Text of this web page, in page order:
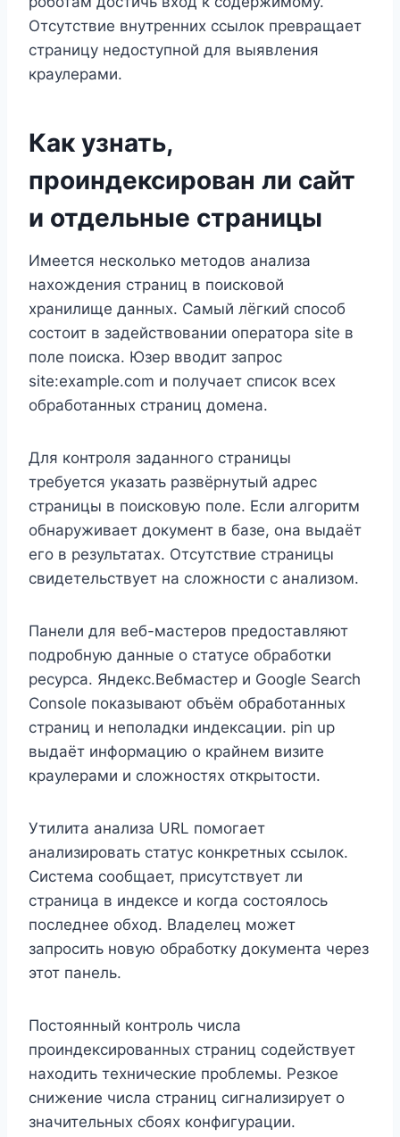
Отсутствие внутренних ссылок превращает
страницу недоступной для выявления
краулерами.
Как узнать,
проиндексирован ли сайт
и отдельные страницы
Имеется несколько методов анализа
нахождения страниц в поисковой
хранилище данных. Самый лёгкий способ
состоит в задействовании оператора site в
поле поиска. Юзер вводит запрос
site:example.com и получает список всех
обработанных страниц домена.
Для контроля заданного страницы
требуется указать развёрнутый адрес
страницы в поисковую поле. Если алгоритм
обнаруживает документ в базе, она выдаёт
его в результатах. Отсутствие страницы
свидетельствует на сложности с анализом.
Панели для веб-мастеров предоставляют
подробную данные о статусе обработки
ресурса. Яндекс.Вебмастер и Google Search
Console показывают объём обработанных
страниц и неполадки индексации. pin up
выдаёт информацию о крайнем визите
краулерами и сложностях открытости.
Утилита анализа URL помогает
анализировать статус конкретных ссылок.
Система сообщает, присутствует ли
страница в индексе и когда состоялось
последнее обход. Владелец может
запросить новую обработку документа через
этот панель.
Постоянный контроль числа
проиндексированных страниц содействует
находить технические проблемы. Резкое
снижение числа страниц сигнализирует о
значительных сбоях конфигурации.